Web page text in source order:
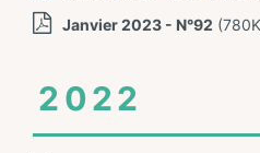
Janvier 2023 - N°92
2022